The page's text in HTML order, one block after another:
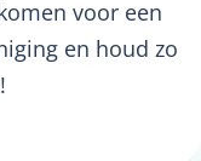
voor een
en houd zo